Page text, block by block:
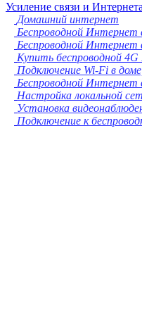
Усиление связи и Интернета
Домашний интернет
Беспроводной Интернет
Беспроводной Интернет
Купить беспроводной
Подключение Wi-Fi в
Беспроводной Интернет
Настройка локальной
Установка
Подключение к